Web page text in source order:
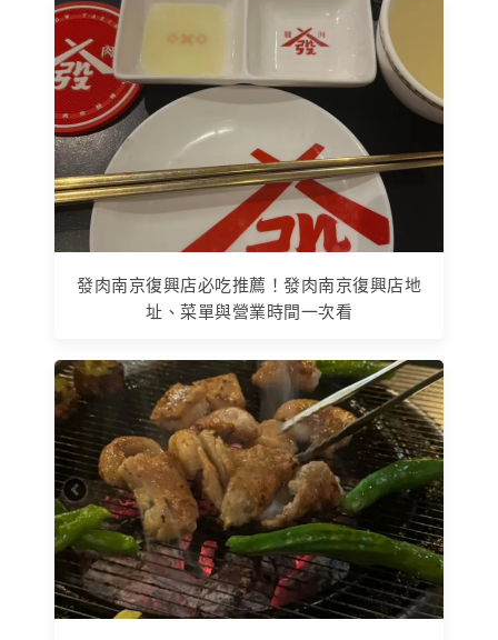
發肉南京復興店必吃推薦！發肉南京復興店地
址、菜單與營業時間一次看